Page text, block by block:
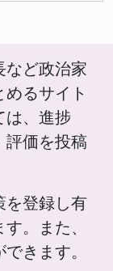
など政治家
るサイト
は、進捗
評価を投稿
を登録し有
。また、
きます。